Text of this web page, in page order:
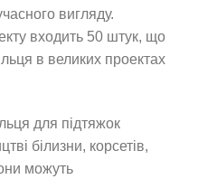
вигляду.
входить 50 штук, що
в великих проектах
для підтяжок
білизни, корсетів,
можуть